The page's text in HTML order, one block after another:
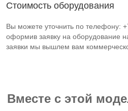
Стоимость оборудования
Вы можете уточнить по телефону:
оформив заявку на оборудование
заявки мы вышлем вам
Вместе с этой